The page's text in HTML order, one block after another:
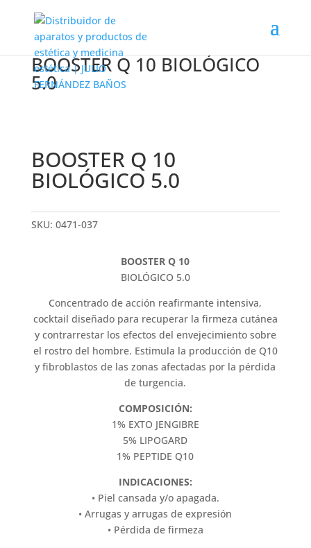
BOOSTER Q 10 BIOLÓGICO
5.0
BOOSTER Q 10
BIOLÓGICO 5.0
SKU: 0471-037
BOOSTER Q 10
BIOLÓGICO 5.0
Concentrado de acción reafirmante intensiva,
cocktail diseñado para recuperar la firmeza cutánea
y contrarrestar los efectos del envejecimiento sobre
el rostro del hombre. Estimula la producción de Q10
y fibroblastos de las zonas afectadas por la pérdida
de turgencia.
COMPOSICIÓN:
1% EXTO JENGIBRE
5% LIPOGARD
1% PEPTIDE Q10
INDICACIONES:
• Piel cansada y/o apagada.
• Arrugas y arrugas de expresión
• Pérdida de firmeza